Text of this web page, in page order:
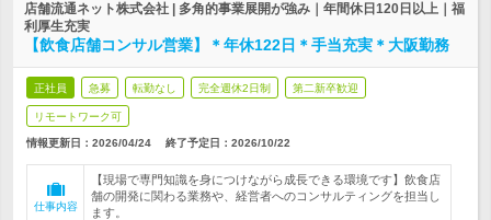
店舗流通ネット株式会社 | 多角的事業展開が強み｜年間休日120日以上｜福
利厚生充実
【飲食店舗コンサル営業】＊年休122日＊手当充実＊大阪勤務
正社員 急募 転勤なし 完全週休2日制 第二新卒歓迎
リモートワーク可
情報更新日：2026/04/24 終了予定日： 2026/10/22
仕事内容
【現場で専門知識を身につけながら成長できる環境です】飲食店
舗の開発に関わる業務や、経営者へのコンサルティングを担当し
ます。